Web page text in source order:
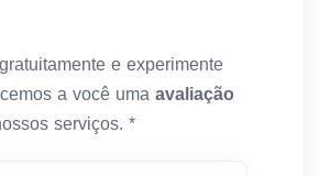
e experimente
a você uma avaliação
serviços. *